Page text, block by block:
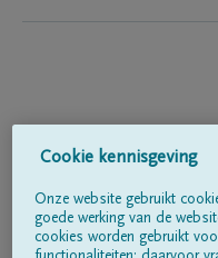
Volg ons op
Cookie kennisgeving
Onze website gebruikt
goede werking van de
cookies worden gebruikt